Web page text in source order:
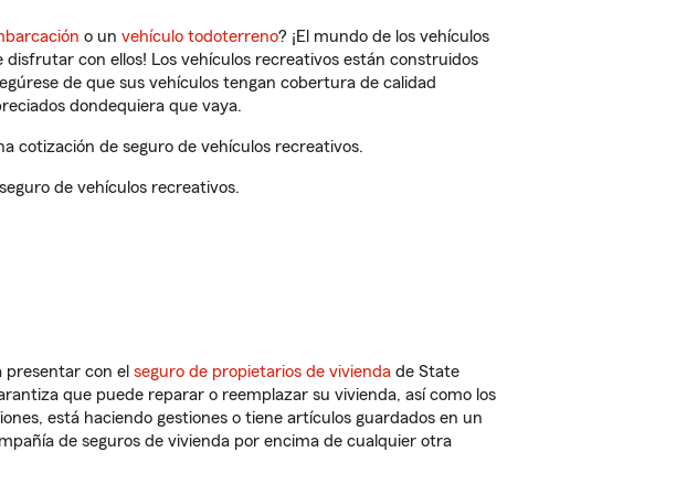
o un vehículo todoterreno? ¡El mundo de los vehículos
con ellos! Los vehículos recreativos están construidos
de que sus vehículos tengan cobertura de calidad
dondequiera que vaya.
cotización de seguro de vehículos recreativos.
de vehículos recreativos.
presentar con el seguro de propietarios de vivienda de State
que puede reparar o reemplazar su vivienda, así como los
está haciendo gestiones o tiene artículos guardados en un
de seguros de vivienda por encima de cualquier otra